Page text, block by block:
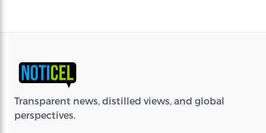
Transparent news, distilled views, and global
perspectives.